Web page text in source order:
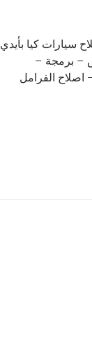
سيارات كيا بأيدي
– برمجة –
الفرامل